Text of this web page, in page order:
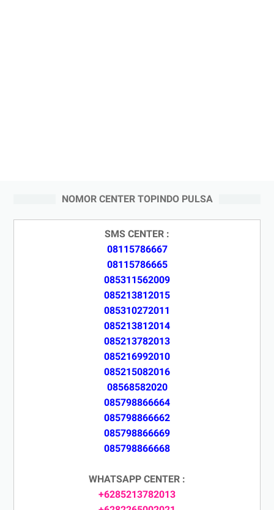
NOMOR CENTER TOPINDO PULSA
SMS CENTER :
08115786667
08115786665
085311562009
085213812015
085310272011
085213812014
085213782013
085216992010
085215082016
08568582020
085798866664
085798866662
085798866669
085798866668
WHATSAPP CENTER :
+6285213782013